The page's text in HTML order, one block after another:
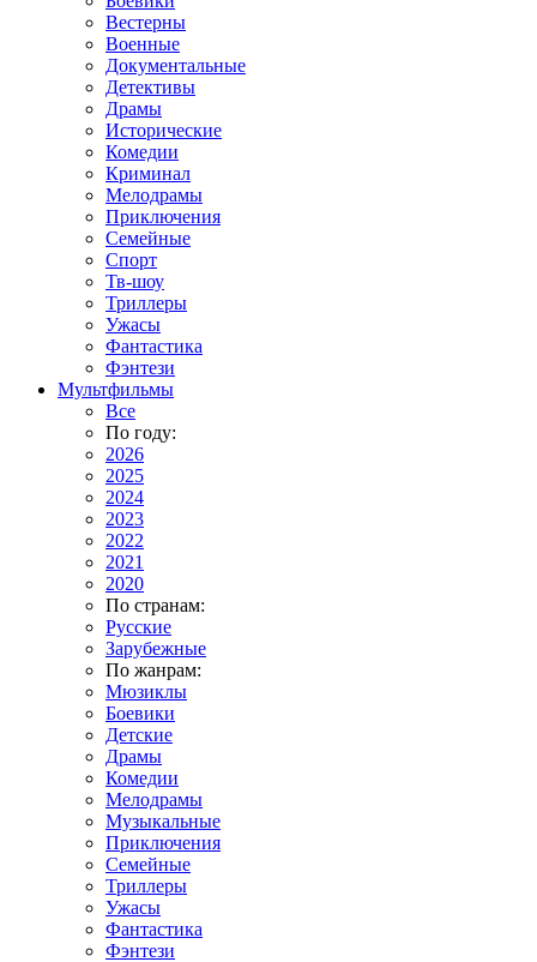
Вестерны
Военные
Документальные
Детективы
Драмы
Исторические
Комедии
Криминал
Мелодрамы
Приключения
Семейные
Спорт
Тв-шоу
Триллеры
Ужасы
Фантастика
Фэнтези
Мультфильмы
Все
По году:
2026
2025
2024
2023
2022
2021
2020
По странам:
Русские
Зарубежные
По жанрам:
Мюзиклы
Боевики
Детские
Драмы
Комедии
Мелодрамы
Музыкальные
Приключения
Семейные
Триллеры
Ужасы
Фантастика
Фэнтези